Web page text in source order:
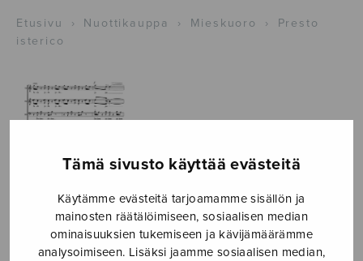
Tämä sivusto käyttää evästeitä
Käytämme evästeitä tarjoamamme sisällön ja
mainosten räätälöimiseen, sosiaalisen median
ominaisuuksien tukemiseen ja kävijämäärämme
analysoimiseen. Lisäksi jaamme sosiaalisen median,
Etusivu › Nuottikauppa › Mieskuoro ›
Presto
isterico